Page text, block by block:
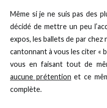
Même si je ne suis pas des
décidé de mettre un peu
expos, les ballets de par chez
cantonnant à vous les citer «
vous en faisant tout de
aucune prétention et ce
complète.